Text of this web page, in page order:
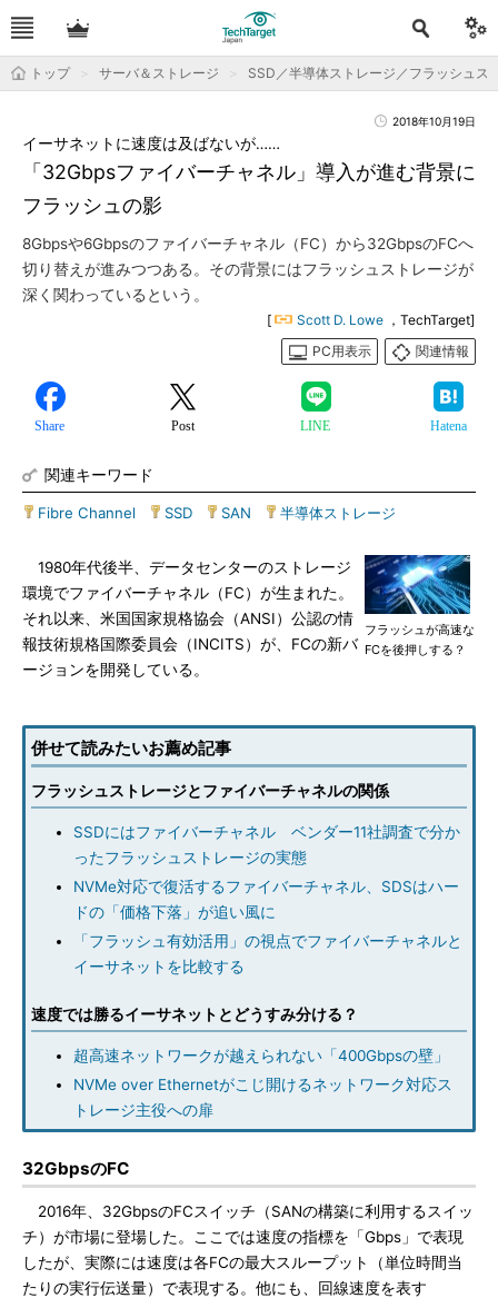
トップ サーバ＆ストレージ SSD／半導体ストレージ／フラッシュス
2018年10月19日
「32Gbpsファイバーチャネル」導入が進む背景に
フラッシュの影
イーサネットに速度は及ばないが……
8Gbpsや6Gbpsのファイバーチャネル（FC）から32GbpsのFCへ
切り替えが進みつつある。その背景にはフラッシュストレージが
深く関わっているという。
[ Scott D. Lowe ，TechTarget]
PC用表示
関連情報
Share Post LINE Hatena
関連キーワード
Fibre Channel SSD SAN 半導体ストレージ
フラッシュが高速な
FCを後押しする？
1980年代後半、データセンターのストレージ
環境でファイバーチャネル（FC）が生まれた。
それ以来、米国国家規格協会（ANSI）公認の情
報技術規格国際委員会（INCITS）が、FCの新バ
ージョンを開発している。
併せて読みたいお薦め記事
フラッシュストレージとファイバーチャネルの関係
SSDにはファイバーチャネル ベンダー11社調査で分か
ったフラッシュストレージの実態
NVMe対応で復活するファイバーチャネル、SDSはハー
ドの「価格下落」が追い風に
「フラッシュ有効活用」の視点でファイバーチャネルと
イーサネットを比較する
速度では勝るイーサネットとどうすみ分ける？
超高速ネットワークが越えられない「400Gbpsの壁」
NVMe over Ethernetがこじ開けるネットワーク対応ス
トレージ主役への扉
32GbpsのFC
2016年、32GbpsのFCスイッチ（SANの構築に利用するスイッ
チ）が市場に登場した。ここでは速度の指標を「Gbps」で表現
したが、実際には速度は各FCの最大スループット（単位時間当
たりの実行伝送量）で表現する。他にも、回線速度を表す